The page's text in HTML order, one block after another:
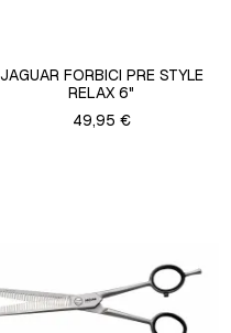
JAGUAR FORBICI PRE STYLE
RELAX 6"
49,95 €